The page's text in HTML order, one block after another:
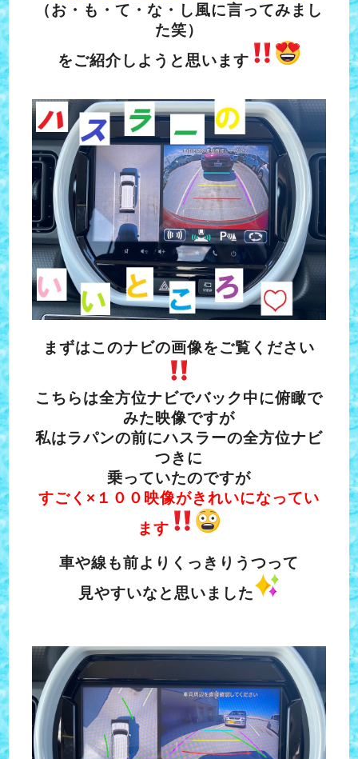
（お・も・て・な・し風に言ってみまし
た笑）
をご紹介しようと思います
まずはこのナビの画像をご覧ください
こちらは全方位ナビでバック中に俯瞰で
みた映像ですが
私はラパンの前にハスラーの全方位ナビ
つきに
乗っていたのですが
すごく×１００映像がきれいになってい
ます
車や線も前よりくっきりうつって
見やすいなと思いました